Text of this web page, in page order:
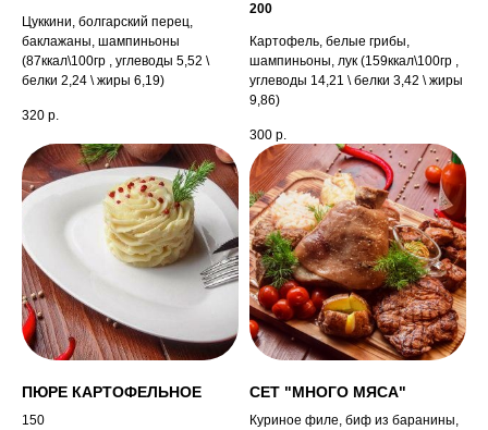
Цуккини, болгарский перец,
баклажаны, шампиньоны
(87ккал\100гр , углеводы 5,52 \
белки 2,24 \ жиры 6,19)
320 р.
200
Картофель, белые грибы,
шампиньоны, лук (159ккал\100гр ,
углеводы 14,21 \ белки 3,42 \ жиры
9,86)
300 р.
ПЮРЕ КАРТОФЕЛЬНОЕ
150
CЕТ "МНОГО МЯСА"
Куриное филе, биф из баранины,